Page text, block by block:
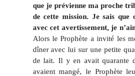
que je prévienne ma proche
de cette mission. Je sais
avec cet avertissement, je
Alors le Prophète a invité les
dîner avec lui sur une petite
de lait. Il y en avait quarante
avaient mangé, le Prophète